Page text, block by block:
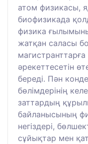
атом физикасы,
биофизикада
физика
жатқан саласы
әрекеттесетін
береді. Пән
бөлімдерінің
заттардың
байланысының
негіздері,
сұйықтар мен